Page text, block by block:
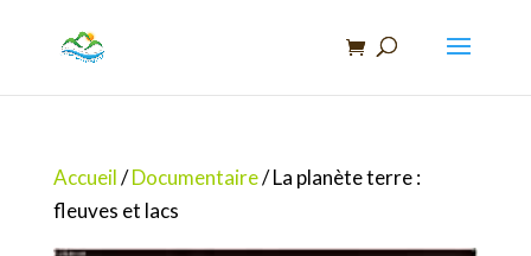
Accueil/Documentaire/ La planète terre :
fleuves et lacs